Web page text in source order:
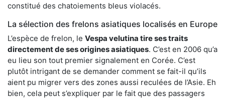
constitué des chatoiements bleus violacés.
La sélection des frelons asiatiques localisés en Europe
L’espèce de frelon, le Vespa velutina tire ses traits
directement de ses origines asiatiques. C’est en 2006 qu’a
eu lieu son tout premier signalement en Corée. C’est
plutôt intrigant de se demander comment se fait-il qu’ils
aient pu migrer vers des zones aussi reculées de l’Asie. Eh
bien, cela peut s’expliquer par le fait que des passagers